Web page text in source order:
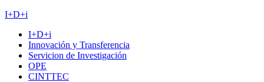
I+D+i
I+D+i
Innovación y Transferencia
Servicion de Investigación
OPE
CINTTEC